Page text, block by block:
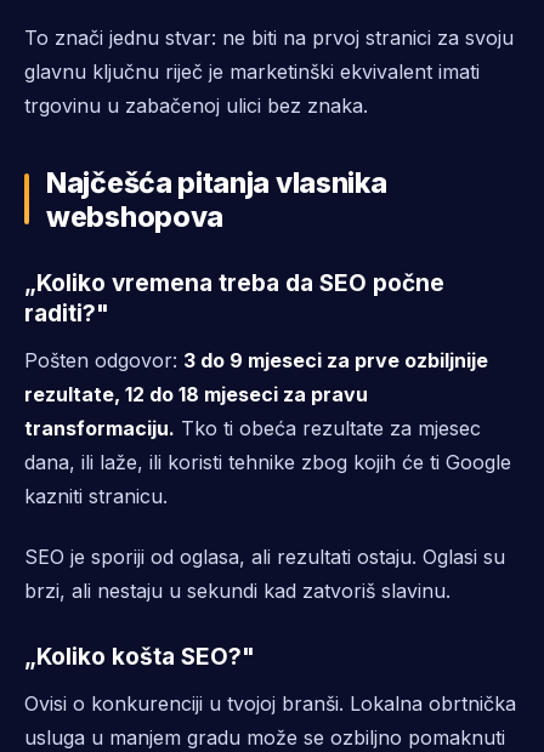
To znači jednu stvar: ne biti na prvoj stranici za svoju
glavnu ključnu riječ je marketinški ekvivalent imati
trgovinu u zabačenoj ulici bez znaka.
Najčešća pitanja vlasnika
webshopova
„Koliko vremena treba da SEO počne
raditi?"
Pošten odgovor: 3 do 9 mjeseci za prve ozbiljnije
rezultate, 12 do 18 mjeseci za pravu
transformaciju. Tko ti obeća rezultate za mjesec
dana, ili laže, ili koristi tehnike zbog kojih će ti Google
kazniti stranicu.
SEO je sporiji od oglasa, ali rezultati ostaju. Oglasi su
brzi, ali nestaju u sekundi kad zatvoriš slavinu.
„Koliko košta SEO?"
Ovisi o konkurenciji u tvojoj branši. Lokalna obrtnička
usluga u manjem gradu može se ozbiljno pomaknuti